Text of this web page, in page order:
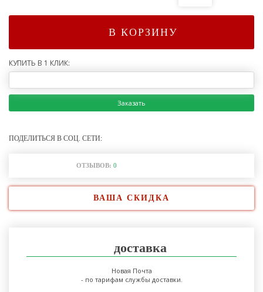
В КОРЗИНУ
КУПИТЬ В 1 КЛИК:
Заказать
ПОДЕЛИТЬСЯ В СОЦ. СЕТИ:
ОТЗЫВОВ: 0
ВАША СКИДКА
доставка
Новая Почта
- по тарифам службы доставки.